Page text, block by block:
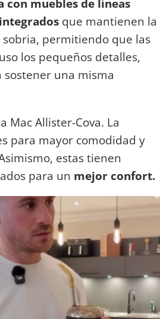
con muebles de líneas
que mantienen la
permitiendo que las
los pequeños detalles,
una misma
Mac Allister-Cova. La
para mayor comodidad y
estas tienen
para un mejor confort.